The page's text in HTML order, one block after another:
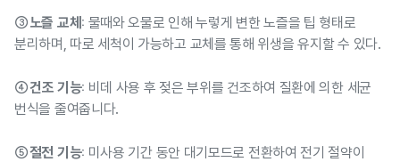
③노즐 교체: 물때와 오물로 인해 누렇게 변한 노즐을 팁 형태로
분리하며, 따로 세척이 가능하고 교체를 통해 위생을 유지할 수 있다.
④건조 기능: 비데 사용 후 젖은 부위를 건조하여 질환에 의한 세균
번식을 줄여줍니다.
⑤절전 기능: 미사용 기간 동안 대기모드로 전환하여 전기 절약이